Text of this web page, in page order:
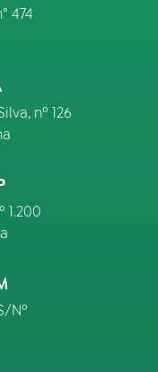
474
nº 126
1.200
Nº